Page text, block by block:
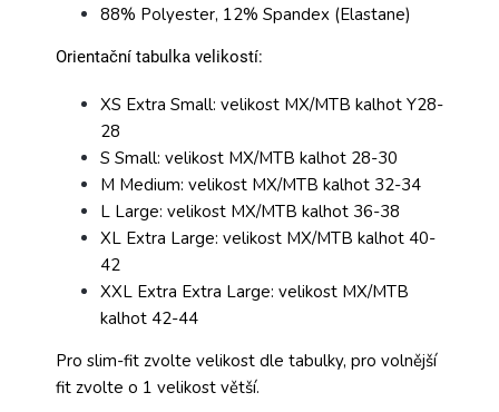
88% Polyester, 12% Spandex (Elastane)
Orientační tabulka velikostí:
XS Extra Small: velikost MX/MTB kalhot Y28-
28
S Small: velikost MX/MTB kalhot 28-30
M Medium: velikost MX/MTB kalhot 32-34
L Large: velikost MX/MTB kalhot 36-38
XL Extra Large: velikost MX/MTB kalhot 40-
42
XXL Extra Extra Large: velikost MX/MTB
kalhot 42-44
Pro slim-fit zvolte velikost dle tabulky, pro volnější
fit zvolte o 1 velikost větší.